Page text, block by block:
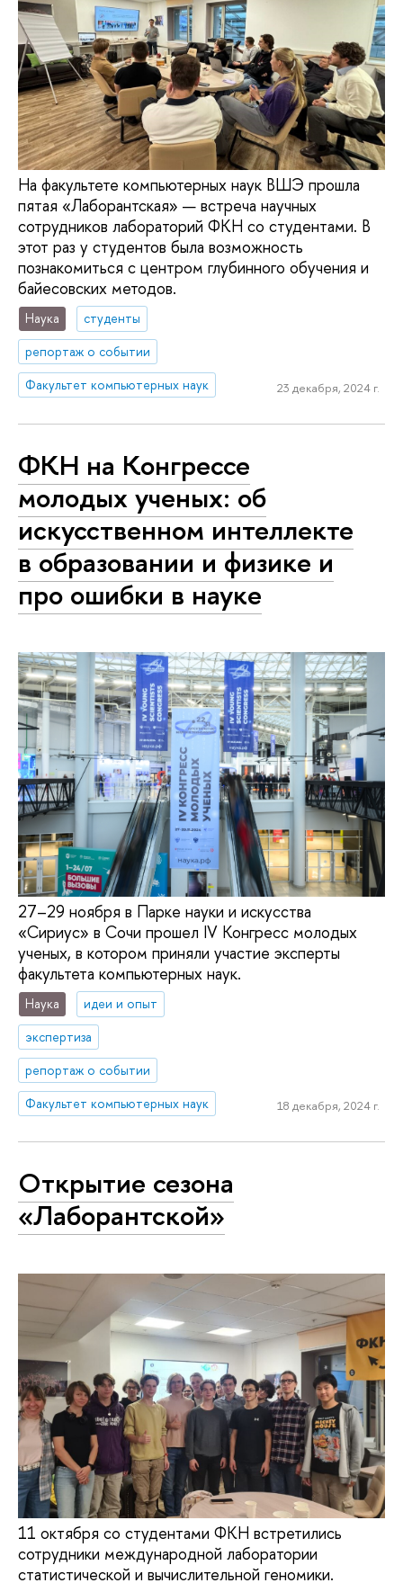
На факультете компьютерных наук ВШЭ прошла
пятая «Лаборантская» — встреча научных
сотрудников лабораторий ФКН со студентами. В
этот раз у студентов была возможность
познакомиться с центром глубинного обучения и
байесовских методов.
Наука
студенты
репортаж о событии
Факультет компьютерных наук
23 декабря, 2024 г.
ФКН на Конгрессе
молодых ученых: об
искусственном интеллекте
в образовании и физике и
про ошибки в науке
27–29 ноября в Парке науки и искусства
«Сириус» в Сочи прошел IV Конгресс молодых
ученых, в котором приняли участие эксперты
факультета компьютерных наук.
Наука
идеи и опыт
экспертиза
репортаж о событии
Факультет компьютерных наук
18 декабря, 2024 г.
Открытие сезона
«Лаборантской»
11 октября со студентами ФКН встретились
сотрудники международной лаборатории
статистической и вычислительной геномики.